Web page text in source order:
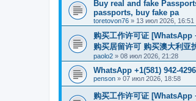
Buy real and fake
passports, buy fake pa
toretovon76 » 13 июл 2026, 16:51
购买工作许可证 [WhatsApp
购买居留许可 购买澳大利亚
paolo2 » 08 июл 2026, 21:28
WhatsApp +1(581) 942-
penson » 07 июл 2026, 18:58
购买工作许可证 [WhatsApp